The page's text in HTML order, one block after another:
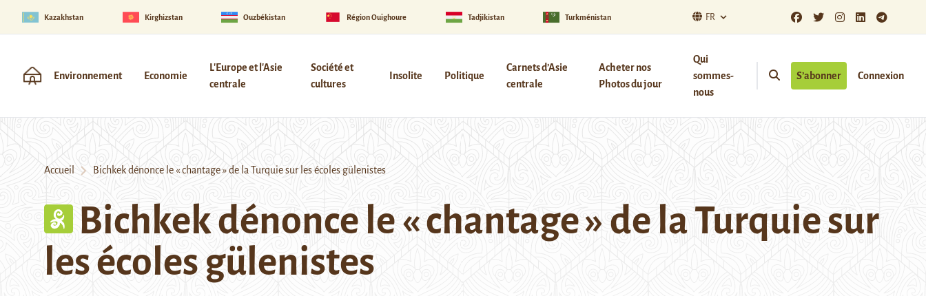
Kazakhstan Kirghizstan Ouzbékistan Région Ouïghoure Tadjikistan Turkménistan FR
Environnement Economie
L'Europe et l'Asie
centrale
Société et
cultures
Insolite Politique
Carnets d’Asie
centrale
Acheter nos
Photos du jour
Qui
sommes-
nous
S’abonner Connexion
Accueil Bichkek dénonce le « chantage » de la Turquie sur les écoles gülenistes
Bichkek dénonce le « chantage » de la Turquie sur
les écoles gülenistes